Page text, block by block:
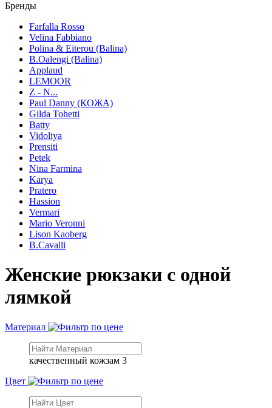
Бренды
Farfalla Rosso
Velina Fabbiano
Polina & Eiterou (Balina)
B.Oalengi (Balina)
Applaud
LEMOOR
Z - N...
Paul Danny (КОЖА)
Gilda Tohetti
Batty
Vidoliya
Prensiti
Petek
Nina Farmina
Karya
Pratero
Hassion
Vermari
Mario Veronni
Lison Kaoberg
B.Cavalli
Женские рюкзаки с одной
лямкой
Материал
качественный кожзам 3
Цвет